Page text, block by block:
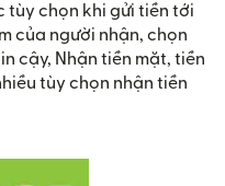
tùy chọn khi gửi tiền tới
của người nhận, chọn
cậy, Nhận tiền mặt, tiền
tùy chọn nhận tiền